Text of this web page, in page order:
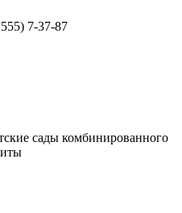
7-37-87
сады комбинированного